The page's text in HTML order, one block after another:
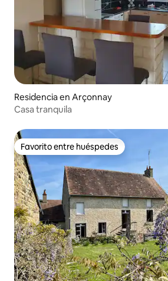
Residencia en Arçonnay
Casa tranquila
Favorito entre huéspedes
Favorito entre huéspedes